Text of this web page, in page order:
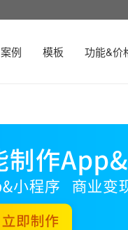
案例 模板 功能&价